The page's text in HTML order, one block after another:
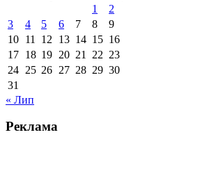
1
2
3
4 5 6 7 8
9
10 11 12 13 14 15 16
17 18 19 20 21 22 23
24 25 26 27 28 29 30
31
« Лип
Реклама